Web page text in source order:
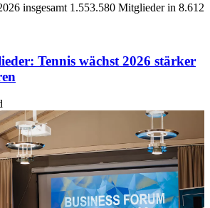
insgesamt 1.553.580 Mitglieder in 8.612
Tennis wächst 2026 stärker